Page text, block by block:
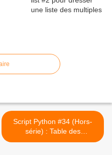
Script Python #34 (Hors-
série) : Table des
multiplications de Pythagore